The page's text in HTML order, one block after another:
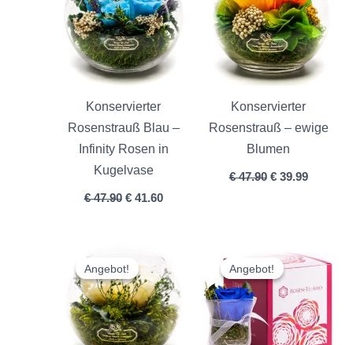
Konservierter
Rosenstrauß Blau –
Infinity Rosen in
Kugelvase
€47.90
€ 47.90
€41.60
€ 41.60.
Konservierter
Rosenstrauß – ewige
Blumen
€47.90
€ 47.90
€39.99
€ 39.99.
Angebot!
Angebot!
Preis
war:
€ 39.64
Preis
ist:
€ 37.90.
Angebot!
Angebot!
Preis
war:
€ 29.90
Preis
€ 25.60.